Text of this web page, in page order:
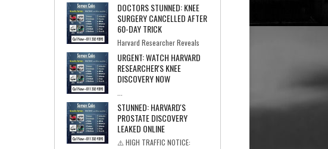
DOCTORS STUNNED: KNEE
SURGERY CANCELLED AFTER
60-DAY TRICK
Harvard Researcher Reveals
the Simple Recipe That's Saving Americans From
Knee ...
URGENT: WATCH HARVARD
RESEARCHER'S KNEE
DISCOVERY NOW
STUNNED: HARVARD'S
PROSTATE DISCOVERY
LEAKED ONLINE
⚠️ HIGH TRAFFIC NOTICE: